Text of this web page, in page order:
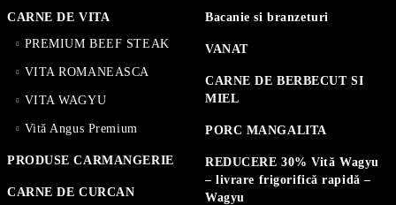
CARNE DE VITA
PREMIUM BEEF STEAK
VITA ROMANEASCA
VITA WAGYU
Vită Angus Premium
PRODUSE CARMANGERIE
CARNE DE CURCAN
Bacanie si branzeturi
VANAT
CARNE DE BERBECUT SI
MIEL
PORC MANGALITA
REDUCERE 30% Vită Wagyu
– livrare frigorifică rapidă –
Wagyu